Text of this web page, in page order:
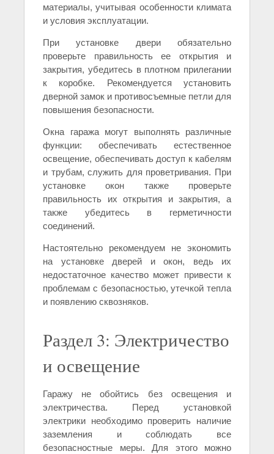
материалы, учитывая особенности климата
и условия эксплуатации.
При установке двери обязательно
проверьте правильность ее открытия и
закрытия, убедитесь в плотном прилегании
к коробке. Рекомендуется установить
дверной замок и противосъемные петли для
повышения безопасности.
Окна гаража могут выполнять различные
функции: обеспечивать естественное
освещение, обеспечивать доступ к кабелям
и трубам, служить для проветривания. При
установке окон также проверьте
правильность их открытия и закрытия, а
также убедитесь в герметичности
соединений.
Настоятельно рекомендуем не экономить
на установке дверей и окон, ведь их
недостаточное качество может привести к
проблемам с безопасностью, утечкой тепла
и появлению сквозняков.
Раздел 3: Электричество
и освещение
Гаражу не обойтись без освещения и
электричества. Перед установкой
электрики необходимо проверить наличие
заземления и соблюдать все
безопасностные меры. Для этого можно